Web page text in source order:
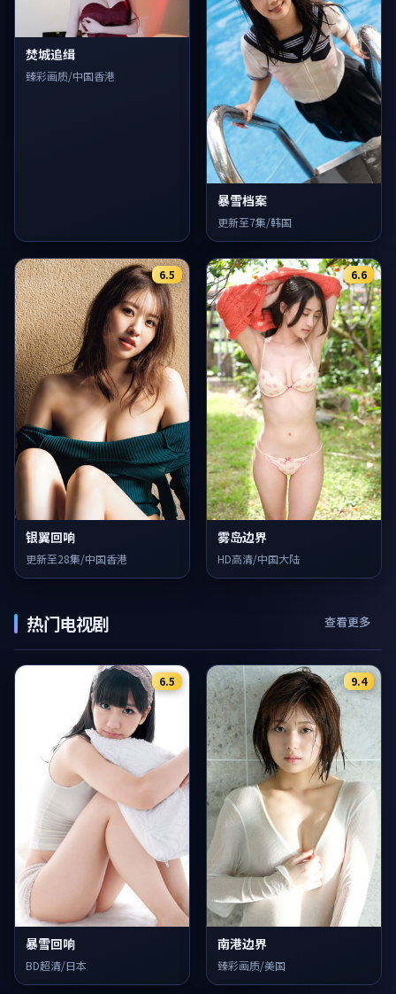
焚城追缉
臻彩画质/中国香港
暴雪档案
更新至7集/韩国
6.5
银翼回响
更新至28集/中国香港
6.6
雾岛边界
HD高清/中国大陆
热门电视剧 查看更多
6.5
暴雪回响
BD超清/日本
9.4
南港边界
臻彩画质/美国